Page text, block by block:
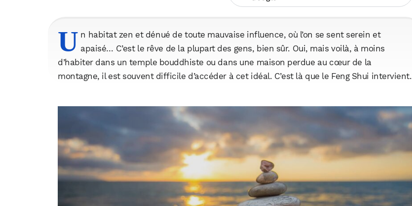
U n habitat zen et dénué de toute mauvaise influence, où l’on se sent serein et
apaisé… C’est le rêve de la plupart des gens, bien sûr. Oui, mais voilà, à moins
d’habiter dans un temple bouddhiste ou dans une maison perdue au cœur de la
montagne, il est souvent difficile d’accéder à cet idéal. C’est là que le Feng Shui intervient.